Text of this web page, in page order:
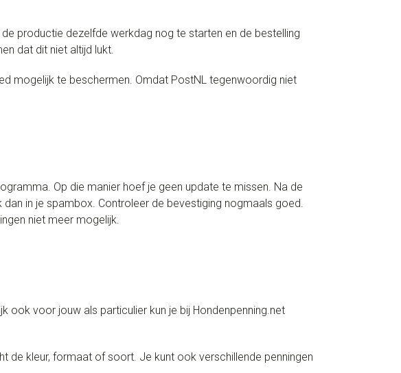
productie dezelfde werkdag nog te starten en de bestelling
dat dit niet altijd lukt.
mogelijk te beschermen. Omdat PostNL tegenwoordig niet
Op die manier hoef je geen update te missen. Na de
in je spambox. Controleer de bevestiging nogmaals goed.
niet meer mogelijk.
ook voor jouw als particulier kun je bij Hondenpenning.net
de kleur, formaat of soort. Je kunt ook verschillende penningen